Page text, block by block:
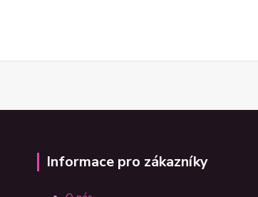
Informace pro zákazníky